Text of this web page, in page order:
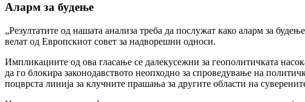
Аларм за будење
„Резултатите од нашата анализа треба да послужат како аларм за
велат од Европскиот совет за надворешни односи.
Импликациите од ова гласање се далекусежни за геополитичката
да го блокира законодавството неопходно за спроведување на
поцврста линија за клучните прашања за другите области на